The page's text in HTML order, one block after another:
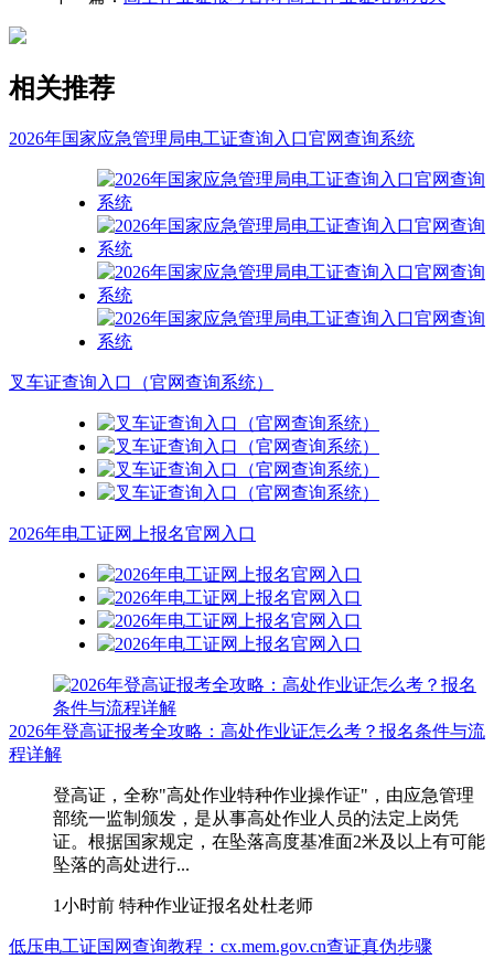
相关推荐
2026年国家应急管理局电工证查询入口官网查询系统
叉车证查询入口（官网查询系统）
2026年电工证网上报名官网入口
2026年登高证报考全攻略：高处作业证怎么考？报名条件与流
程详解
登高证，全称"高处作业特种作业操作证"，由应急管理
部统一监制颁发，是从事高处作业人员的法定上岗凭
证。根据国家规定，在坠落高度基准面2米及以上有可能
坠落的高处进行...
1小时前 特种作业证报名处杜老师
低压电工证国网查询教程：cx.mem.gov.cn查证真伪步骤